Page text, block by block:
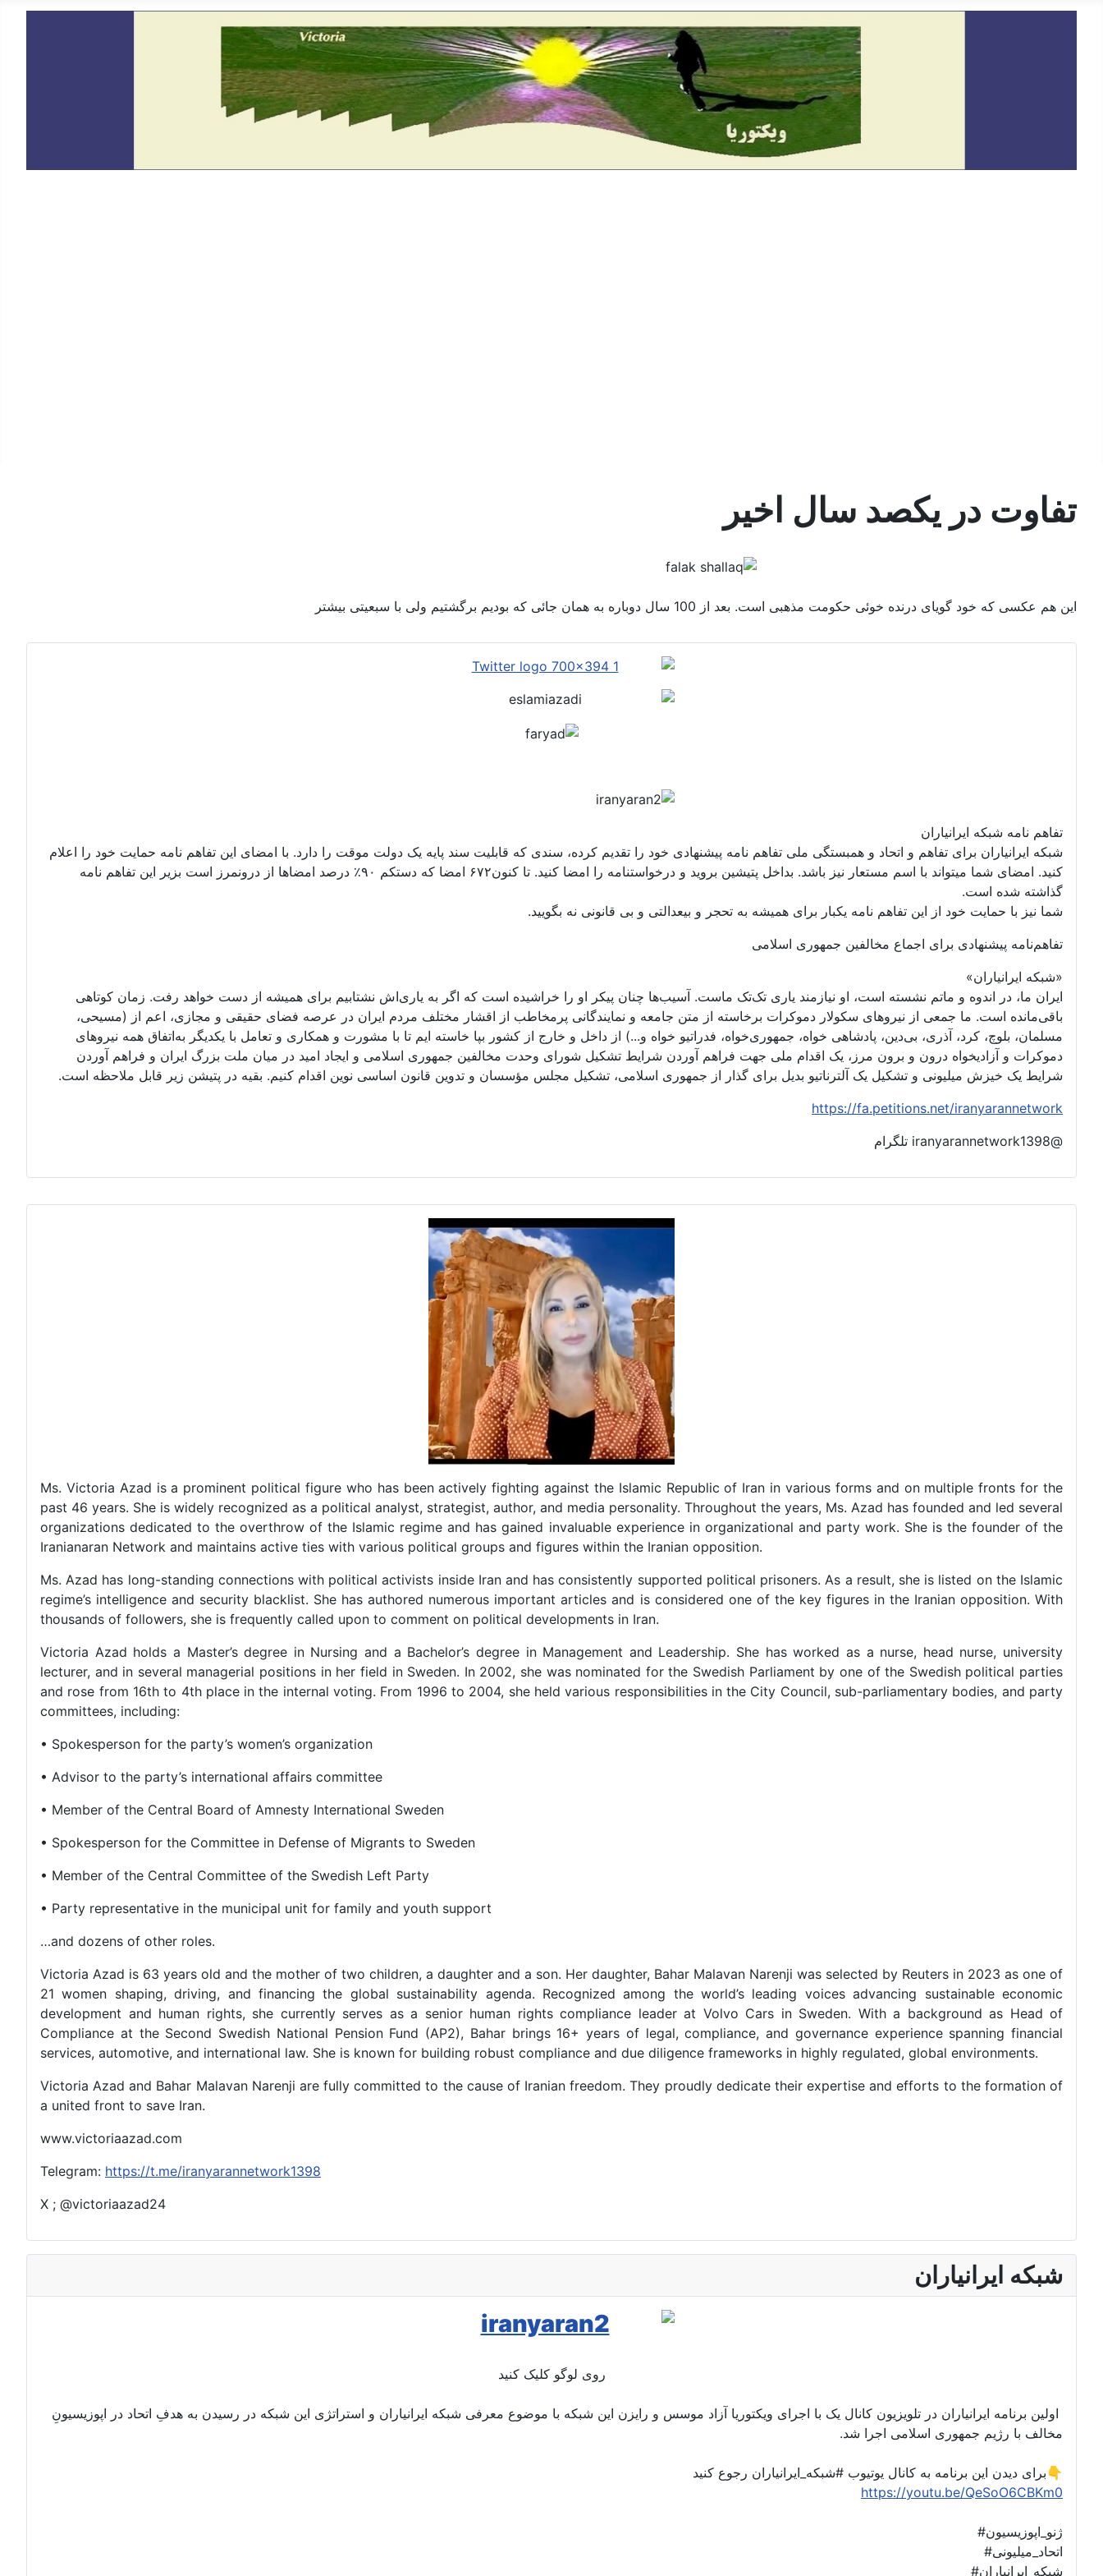
Ms. Victoria Azad is a prominent political figure who has been actively fighting against the Islamic Republic of Iran in various forms and on multiple fronts for the
past 46 years. She is widely recognized as a political analyst, strategist, author, and media personality. Throughout the years, Ms. Azad has founded and led several
organizations dedicated to the overthrow of the Islamic regime and has gained invaluable experience in organizational and party work. She is the founder of the
Iranianaran Network and maintains active ties with various political groups and figures within the Iranian opposition.
Ms. Azad has long-standing connections with political activists inside Iran and has consistently supported political prisoners. As a result, she is listed on the Islamic
regime’s intelligence and security blacklist. She has authored numerous important articles and is considered one of the key figures in the Iranian opposition. With
thousands of followers, she is frequently called upon to comment on political developments in Iran.
Victoria Azad holds a Master’s degree in Nursing and a Bachelor’s degree in Management and Leadership. She has worked as a nurse, head nurse, university
lecturer, and in several managerial positions in her field in Sweden. In 2002, she was nominated for the Swedish Parliament by one of the Swedish political parties
and rose from 16th to 4th place in the internal voting. From 1996 to 2004, she held various responsibilities in the City Council, sub-parliamentary bodies, and party
committees, including:
• Spokesperson for the party’s women’s organization
• Advisor to the party’s international affairs committee
• Member of the Central Board of Amnesty International Sweden
• Spokesperson for the Committee in Defense of Migrants to Sweden
• Member of the Central Committee of the Swedish Left Party
• Party representative in the municipal unit for family and youth support
…and dozens of other roles.
Victoria Azad is 63 years old and the mother of two children, a daughter and a son. Her daughter, Bahar Malavan Narenji was selected by Reuters in 2023 as one of
21 women shaping, driving, and financing the global sustainability agenda. Recognized among the world’s leading voices advancing sustainable economic
development and human rights, she currently serves as a senior human rights compliance leader at Volvo Cars in Sweden. With a background as Head of
Compliance at the Second Swedish National Pension Fund (AP2), Bahar brings 16+ years of legal, compliance, and governance experience spanning financial
services, automotive, and international law. She is known for building robust compliance and due diligence frameworks in highly regulated, global environments.
Victoria Azad and Bahar Malavan Narenji are fully committed to the cause of Iranian freedom. They proudly dedicate their expertise and efforts to the formation of
a united front to save Iran.
www.victoriaazad.com
Telegram: https://t.me/iranyarannetwork1398
X ; @victoriaazad24
شبکه ایرانیاران
روی لوگو کلیک کنید
اولین برنامه ایرانیاران در تلویزیون کانال یک با اجرای ویکتوریا آزاد موسس و رایزن این شبکه با موضوع معرفی شبکه ایرانیاران و استراتژی این شبکه در رسیدن به هدفِ اتحاد در اپوزیسیونِ
مخالف با رژیم جمهوری اسلامی اجرا شد.
برای دیدن این برنامه به کانال یوتیوب #شبکه_ایرانیاران رجوع کنید👇
https://youtu.be/QeSoO6CBKm0
#ژنو_اپوزیسیون
#اتحاد_میلیونی
#شبکه_ایرانیاران
تفاوت در یکصد سال اخیر
این هم عکسی که خود گویای درنده خوئی حکومت مذهبی است. بعد از 100 سال دوباره به همان جائی که بودیم برگشتیم ولی با سبعیتی بیشتر
تفاهم نامه شبکه ایرانیاران
شبکه ایرانیاران برای تفاهم و اتحاد و همبستگی ملی تفاهم نامه پیشنهادی خود را تقدیم کرده، سندی که قابلیت سند پایه یک دولت موقت را دارد. با امضای این تفاهم نامه حمایت خود را اعلام
کنید. امضای شما میتواند با اسم مستعار نیز باشد. بداخل پتیشین بروید و درخواستنامه را امضا کنید. تا کنون۶۷۲ امضا که دستکم ۹۰٪ درصد امضاها از درونمرز است بزیر این تفاهم نامه
گذاشته شده است.
شما نیز با حمایت خود از این تفاهم نامه یکبار برای همیشه به تحجر و بیعدالتی و بی قانونی نه بگویید.
تفاهم‌نامه پیشنهادی برای اجماع مخالفین جمهوری اسلامی
«شبکه ایرانیاران»
ایران ما، در اندوه و ماتم نشسته است، او نیازمند یاری تک‌تک ماست. آسیب‌ها چنان پیکر او را خراشیده است که اگر به یاری‌اش نشتابیم برای همیشه از دست خواهد رفت. زمان کوتاهی
باقی‌مانده است. ما جمعی از نیروهای سکولار دموکرات برخاسته از متن جامعه و نمایندگانی پرمخاطب از اقشار مختلف مردم ایران در عرصه فضای حقیقی و مجازی، اعم از (مسیحی،
مسلمان، بلوچ، کرد، آذری، بی‌دین، پادشاهی خواه، جمهوری‌خواه، فدراتیو خواه و...) از داخل و خارج از کشور بپا خاسته ایم تا با مشورت و همکاری و تعامل با یکدیگر به‌اتفاق همه نیروهای
دموکرات و آزادیخواه درون و برون مرز، یک اقدام ملی جهت فراهم آوردن شرایط تشکیل شورای وحدت مخالفین جمهوری اسلامی و ایجاد امید در میان ملت بزرگ ایران و فراهم آوردن
شرایط یک خیزش میلیونی و تشکیل یک آلترناتیو بدیل برای گذار از جمهوری اسلامی، تشکیل مجلس مؤسسان و تدوین قانون اساسی نوین اقدام کنیم. بقیه در پتیشن زیر قابل ملاحظه است.
https://fa.petitions.net/iranyarannetwork
@iranyarannetwork1398 تلگرام